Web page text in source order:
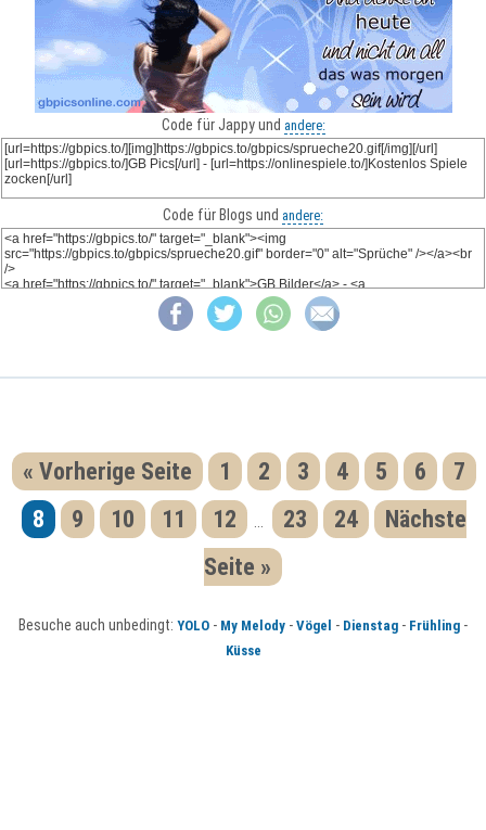
Code für Jappy und andere:
Code für Blogs und andere:
« Vorherige Seite 1 2 3 4 5 6
7
8
9 10 11 12 23 24
Nächste
Seite »
Besuche auch unbedingt: YOLO - My Melody - Vögel - Dienstag - Frühling -
Küsse